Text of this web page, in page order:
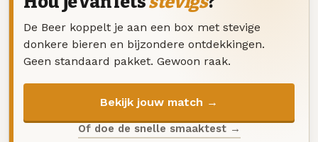
De Beer koppelt je aan een box met stevige
donkere bieren en bijzondere ontdekkingen.
Geen standaard pakket. Gewoon raak.
Bekijk jouw match →
Of doe de snelle smaaktest →